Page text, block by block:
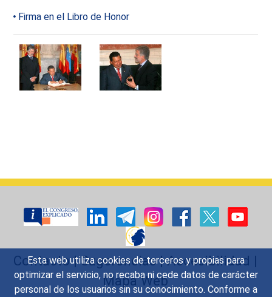
Esta web utiliza cookies de terceros y propias para
optimizar el servicio, no recaba ni cede datos de carácter
personal de los usuarios sin su conocimiento. Conforme a
Firma en el Libro de Honor
Contacto|Sugerencias|Accesibilidad |
Mapa Web